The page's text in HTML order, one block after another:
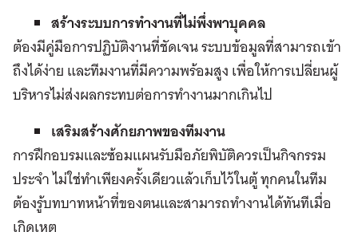
สร้างระบบการทำงานที่ไม่พึ่งพาบุคคล
ต้องมีคู่มือการปฏิบัติงานที่ชัดเจน ระบบข้อมูลที่สามารถเข้า
ถึงได้ง่าย และทีมงานที่มีความพร้อมสูง เพื่อให้การเปลี่ยนผู้
บริหารไม่ส่งผลกระทบต่อการทำงานมากเกินไป
เสริมสร้างศักยภาพของทีมงาน
การฝึกอบรมและซ้อมแผนรับมือภัยพิบัติควรเป็นกิจกรรม
ประจำ ไม่ใช่ทำเพียงครั้งเดียวแล้วเก็บไว้ในตู้ ทุกคนในทีม
ต้องรู้บทบาทหน้าที่ของตนและสามารถทำงานได้ทันทีเมื่อ
เกิดเหตุ